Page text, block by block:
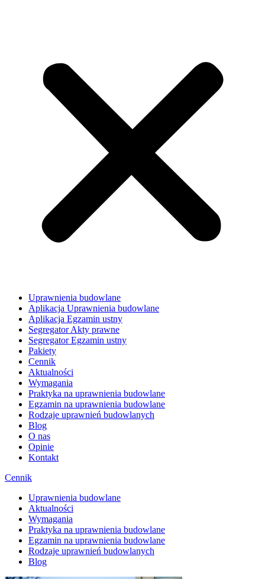
Uprawnienia budowlane
Aplikacja Uprawnienia budowlane
Aplikacja Egzamin ustny
Segregator Akty prawne
Segregator Egzamin ustny
Pakiety
Cennik
Aktualności
Wymagania
Praktyka na uprawnienia budowlane
Egzamin na uprawnienia budowlane
Rodzaje uprawnień budowlanych
Blog
O nas
Opinie
Kontakt
Cennik
Uprawnienia budowlane
Aktualności
Wymagania
Praktyka na uprawnienia budowlane
Egzamin na uprawnienia budowlane
Rodzaje uprawnień budowlanych
Blog